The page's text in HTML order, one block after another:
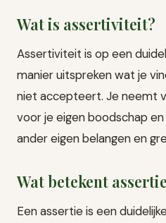
Wat is assertiviteit?
Assertiviteit is op een
manier uitspreken wat je
niet accepteert. Je neemt
voor je eigen boodschap
ander eigen belangen en
Wat betekent
Een assertie is een